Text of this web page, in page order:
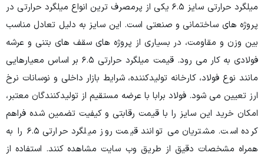
میلگرد حرارتی سایز ۶.۵ یکی از پرمصرف ترین انواع میلگرد حرارتی در
پروژه های ساختمانی و صنعتی است. این سایز به دلیل تعادل مناسب
بین وزن و مقاومت، در بسیاری از پروژه های سقف های بتنی و عرشه
فولادی به کار می رود. قیمت میلگرد حرارتی ۶.۵ بر اساس معیارهایی
مانند نوع فولاد، کارخانه تولیدکننده، شرایط بازار داخلی و نوسانات نرخ
ارز تعیین می شود. فولاد برابا با عرضه مستقیم از تولیدکنندگان معتبر،
امکان خرید این سایز را با قیمت رقابتی و کیفیت تضمین شده فراهم
کرده است. مشتریان می توانند قیمت روز میلگرد حرارتی ۶.۵ را به
همراه مشخصات دقیق از طریق وب سایت مشاهده کنند. استفاده از